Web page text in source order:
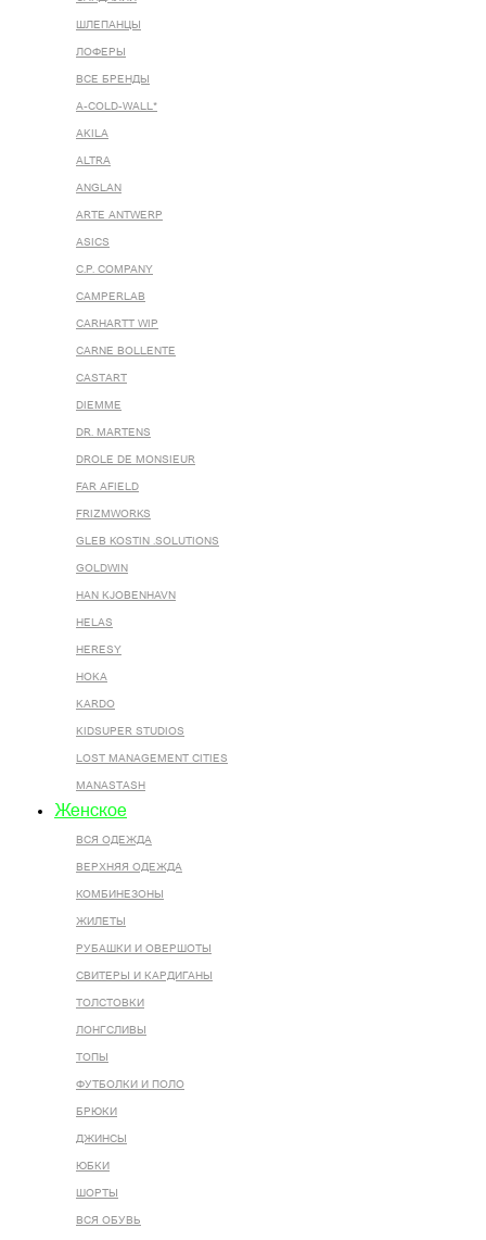
ШЛЕПАНЦЫ
ЛОФЕРЫ
ВСЕ БРЕНДЫ
A-COLD-WALL*
AKILA
ALTRA
ANGLAN
ARTE ANTWERP
ASICS
C.P. COMPANY
CAMPERLAB
CARHARTT WIP
CARNE BOLLENTE
CASTART
DIEMME
DR. MARTENS
DROLE DE MONSIEUR
FAR AFIELD
FRIZMWORKS
GLEB KOSTIN .SOLUTIONS
GOLDWIN
HAN KJOBENHAVN
HELAS
HERESY
HOKA
KARDO
KIDSUPER STUDIOS
LOST MANAGEMENT CITIES
MANASTASH
Женское
ВСЯ ОДЕЖДА
ВЕРХНЯЯ ОДЕЖДА
КОМБИНЕЗОНЫ
ЖИЛЕТЫ
РУБАШКИ И ОВЕРШОТЫ
СВИТЕРЫ И КАРДИГАНЫ
ТОЛСТОВКИ
ЛОНГСЛИВЫ
ТОПЫ
ФУТБОЛКИ И ПОЛО
БРЮКИ
ДЖИНСЫ
ЮБКИ
ШОРТЫ
ВСЯ ОБУВЬ